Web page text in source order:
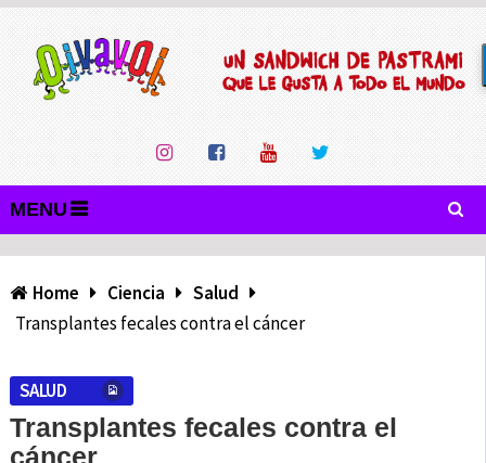
MENU
Home Ciencia
Salud
Transplantes fecales contra el cáncer
SALUD
Transplantes fecales contra el
cáncer